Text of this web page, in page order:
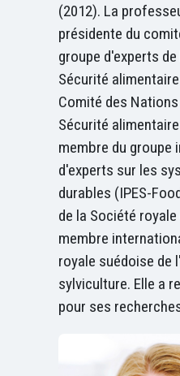
(2012). La
présidente du
groupe d'experts
Sécurité
Comité des
Sécurité
membre du groupe
d'experts sur les
durables (IPES-
de la Société royale
membre
royale suédoise de
sylviculture. Elle a
pour ses